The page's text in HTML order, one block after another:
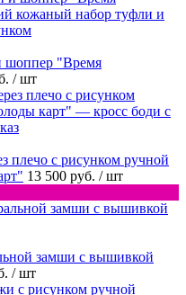
шоппер "Время
/ шт
плечо с рисунком ручной
13 500 руб. / шт
замши с вышивкой
/ шт